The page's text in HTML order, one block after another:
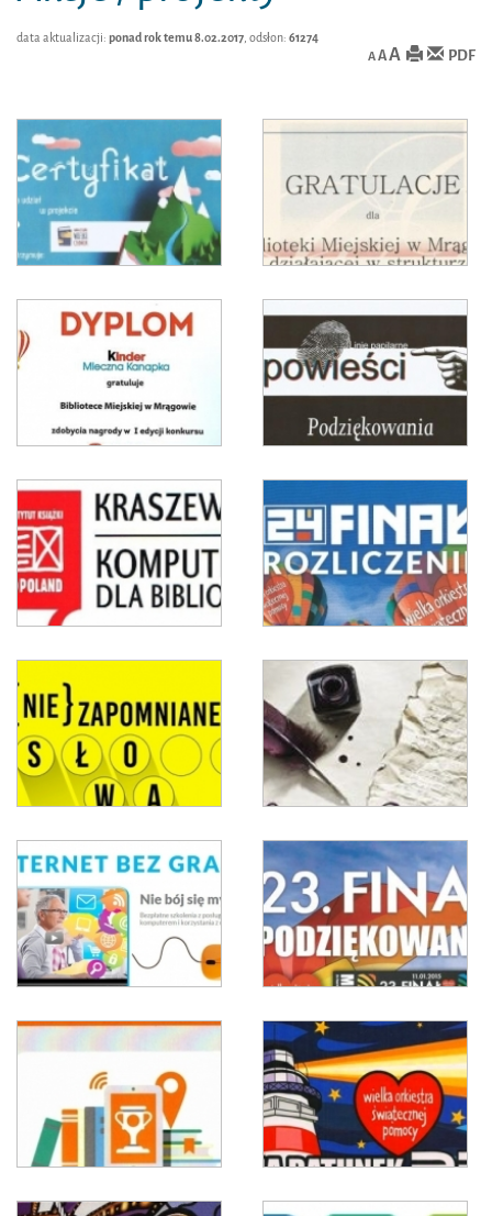
data aktualizacji: ponad rok temu 8.02.2017 , odsłon: 61274
AAA PDF